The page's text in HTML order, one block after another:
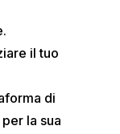
il tuo
di
la sua